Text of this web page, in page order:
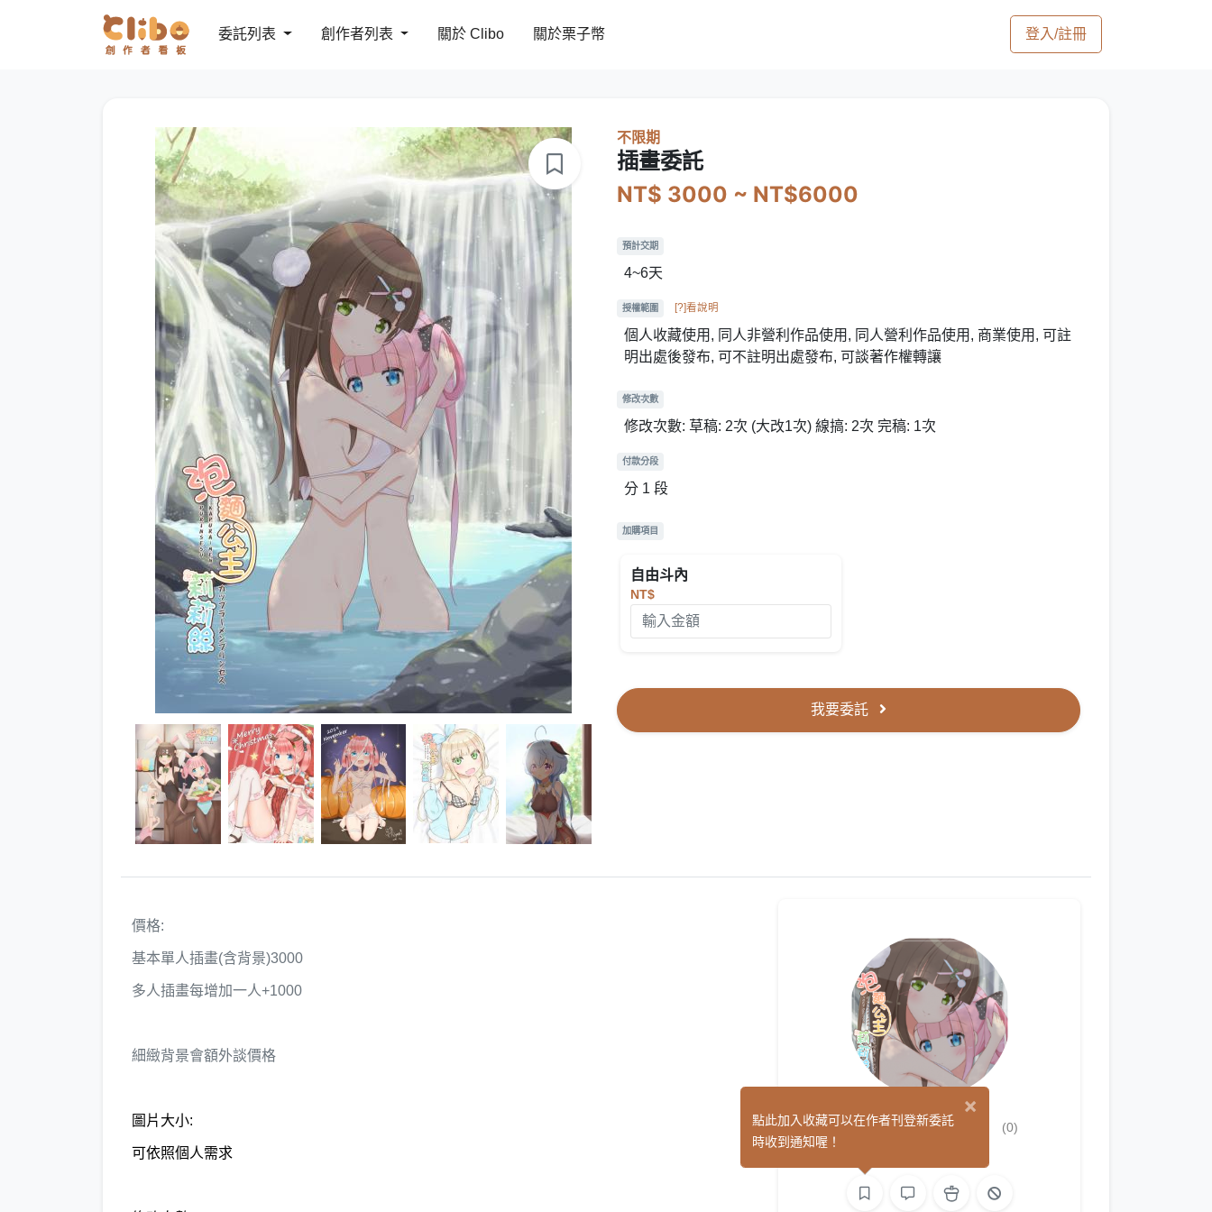
委託列表 創作者列表 關於 Clibo 關於栗子幣 登入/註冊
不限期
插畫委託
NT$ 3000 ~ NT$6000
預計交期
4~6天
授權範圍 [?]看說明
個人收藏使用, 同人非營利作品使用, 同人營利作品使用, 商業使用, 可註
明出處後發布, 可不註明出處發布, 可談著作權轉讓
修改次數
修改次數: 草稿: 2次 (大改1次) 線搞: 2次 完稿: 1次
付款分段
分 1 段
加購項目
自由斗內
NT$
我要委託
價格:
基本單人插畫(含背景)3000
多人插畫每增加一人+1000
細緻背景會額外談價格
圖片大小:
可依照個人需求
軟擦貓-Gyosei (0)
×
點此加入收藏可以在作者刊登新委託
時收到通知喔！